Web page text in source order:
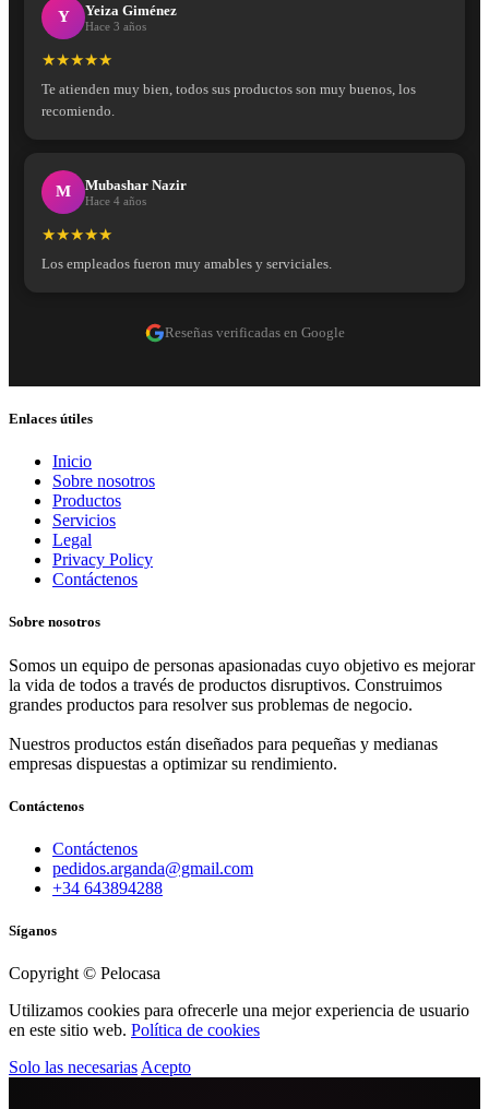
Y Yeiza Giménez
Hace 3 años
★★★★★
Te atienden muy bien, todos sus productos son muy buenos, los
recomiendo.
M Mubashar Nazir
Hace 4 años
★★★★★
Los empleados fueron muy amables y serviciales.
Reseñas verificadas en Google
Enlaces útiles
Inicio
Sobre nosotros
Productos
Servicios
Legal
Privacy Policy
Contáctenos
Sobre nosotros
Somos un equipo de personas apasionadas cuyo objetivo es mejorar
la vida de todos a través de productos disruptivos. Construimos
grandes productos para resolver sus problemas de negocio.
Nuestros productos están diseñados para pequeñas y medianas
empresas dispuestas a optimizar su rendimiento.
Contáctenos
Contáctenos
pedidos.arganda@gmail.com
+34 643894288
Síganos
Copyright © Pelocasa
Utilizamos cookies para ofrecerle una mejor experiencia de usuario
en este sitio web. Política de cookies
Solo las necesarias Acepto